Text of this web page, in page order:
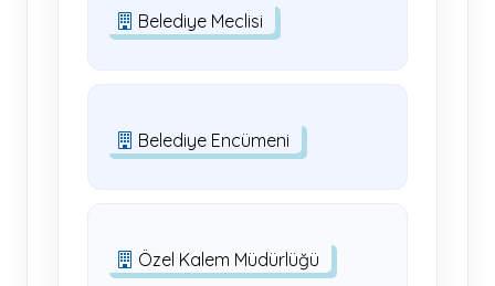
Belediye Meclisi
Belediye Encümeni
Özel Kalem Müdürlüğü